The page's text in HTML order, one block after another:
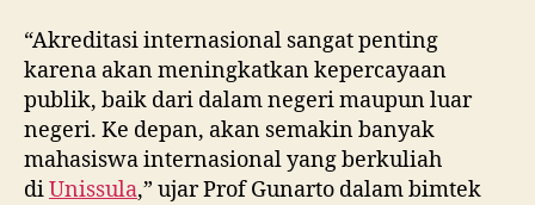
“Akreditasi internasional sangat penting
karena akan meningkatkan kepercayaan
publik, baik dari dalam negeri maupun luar
negeri. Ke depan, akan semakin banyak
mahasiswa internasional yang berkuliah
diUnissula,” ujar Prof Gunarto dalam bimtek